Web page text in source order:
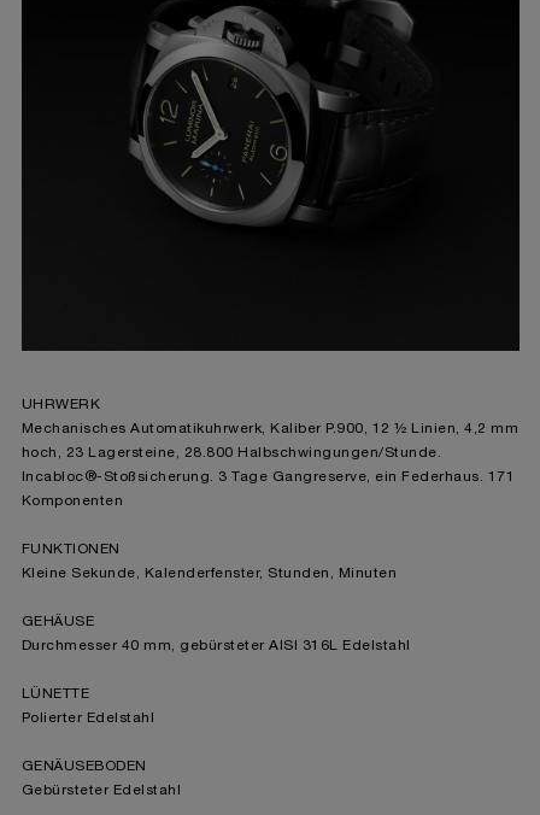
UHRWERK
Mechanisches Automatikuhrwerk, Kaliber P.900, 12 ½ Linien, 4,2 mm
hoch, 23 Lagersteine, 28.800 Halbschwingungen/Stunde.
Incabloc®-Stoßsicherung. 3 Tage Gangreserve, ein Federhaus. 171
Komponenten
FUNKTIONEN
Kleine Sekunde, Kalenderfenster, Stunden, Minuten
GEHÄUSE
Durchmesser 40 mm, gebürsteter AISI 316L Edelstahl
LÜNETTE
Polierter Edelstahl
GENÄUSEBODEN
Gebürsteter Edelstahl